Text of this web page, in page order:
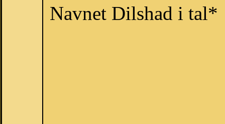
Navnet Dilshad i tal*